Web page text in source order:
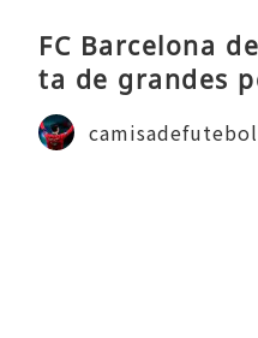
FC Barcelona
ta de grandes
-época
camisadefutebol